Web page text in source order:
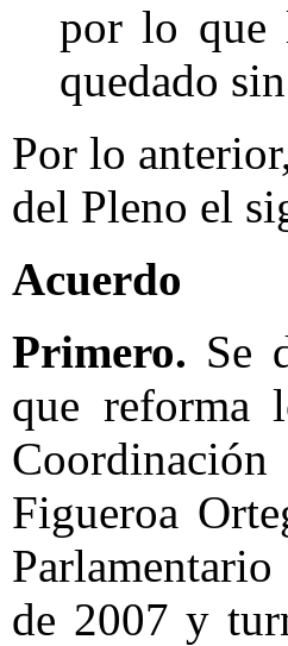
por lo que
quedado
Por lo
del Pleno el
Acuerdo
Primero. Se
que
Figueroa
de 2007 y